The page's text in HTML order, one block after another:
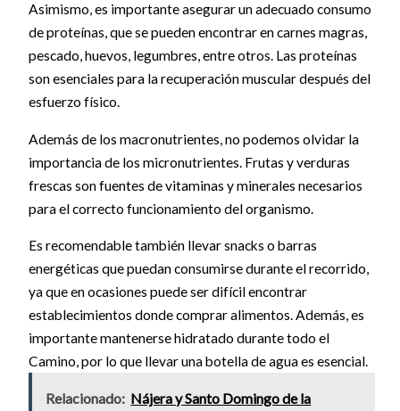
Asimismo, es importante asegurar un adecuado consumo
de proteínas, que se pueden encontrar en carnes magras,
pescado, huevos, legumbres, entre otros. Las proteínas
son esenciales para la recuperación muscular después del
esfuerzo físico.
Además de los macronutrientes, no podemos olvidar la
importancia de los micronutrientes. Frutas y verduras
frescas son fuentes de vitaminas y minerales necesarios
para el correcto funcionamiento del organismo.
Es recomendable también llevar snacks o barras
energéticas que puedan consumirse durante el recorrido,
ya que en ocasiones puede ser difícil encontrar
establecimientos donde comprar alimentos. Además, es
importante mantenerse hidratado durante todo el
Camino, por lo que llevar una botella de agua es esencial.
Relacionado: Nájera y Santo Domingo de la